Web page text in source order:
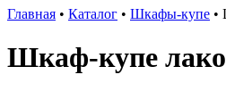
Главная • Каталог • Шкафы-купе •
Шкаф-купе